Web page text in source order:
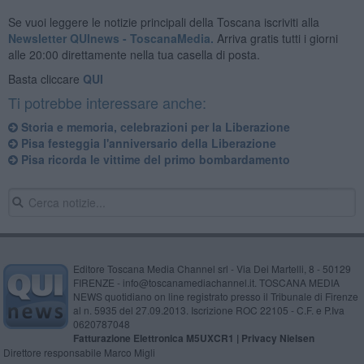
Se vuoi leggere le notizie principali della Toscana iscriviti alla
Newsletter QUInews - ToscanaMedia. Arriva gratis tutti i giorni
alle 20:00 direttamente nella tua casella di posta.
Basta cliccare QUI
Ti potrebbe interessare anche:
Storia e memoria, celebrazioni per la Liberazione
Pisa festeggia l'anniversario della Liberazione
Pisa ricorda le vittime del primo bombardamento
Editore Toscana Media Channel srl - Via Dei Martelli, 8 - 50129
FIRENZE - info@toscanamediachannel.it. TOSCANA MEDIA
NEWS quotidiano on line registrato presso il Tribunale di Firenze
al n. 5935 del 27.09.2013. Iscrizione ROC 22105 - C.F. e P.Iva
0620787048
Fatturazione Elettronica M5UXCR1 | Privacy Nielsen
Direttore responsabile Marco Migli